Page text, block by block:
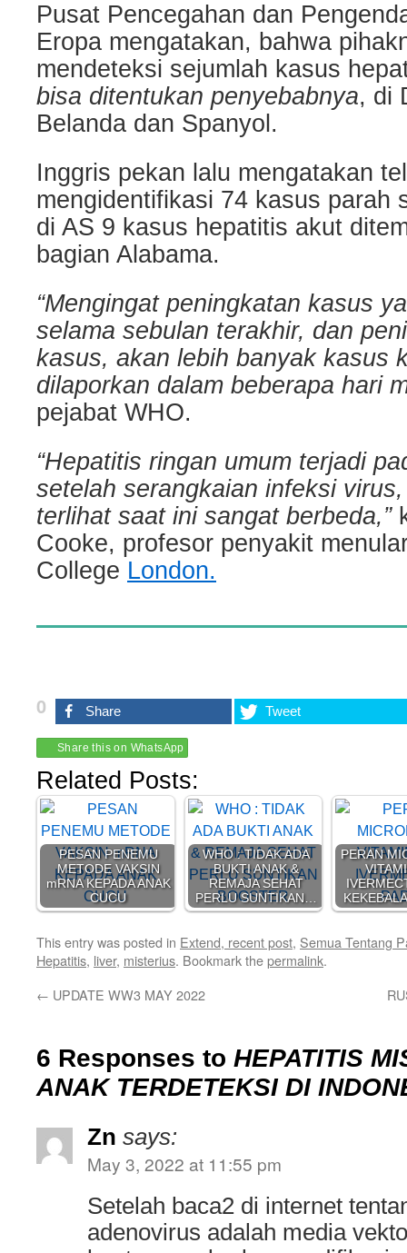
Pusat Pencegahan dan
Eropa mengatakan, bahwa
mendeteksi sejumlah kasus
bisa ditentukan penyebabnya, di
Belanda dan Spanyol.
Inggris pekan lalu mengatakan
mengidentifikasi 74 kasus parah
di AS 9 kasus hepatitis akut
bagian Alabama.
“Mengingat peningkatan kasus
selama sebulan terakhir, dan
kasus, akan lebih banyak kasus
dilaporkan dalam beberapa hari
pejabat WHO.
“Hepatitis ringan umum terjadi
setelah serangkaian infeksi
terlihat saat ini sangat berbeda,”
Cooke, profesor penyakit
College London.
0 Share Tweet
Share this on WhatsApp
Related Posts:
PESAN PENEMU
METODE VAKSIN
mRNA KEPADA ANAK
CUCU
WHO : TIDAK ADA
BUKTI ANAK &
REMAJA SEHAT
PERLU SUNTIKAN…
PERAN
This entry was posted in Extend, recent post, Semua Tentang
Hepatitis, liver, misterius. Bookmark thepermalink.
← UPDATE WW3 MAY 2022
6 Responses to HEPATITIS
ANAK TERDETEKSI DI
Zn says:
May 3, 2022 at 11:55 pm
Setelah baca2 di internet
adenovirus adalah media